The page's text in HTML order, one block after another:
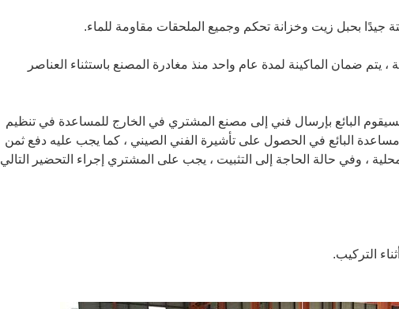
يتم ضمان الماكينة لمدة عام واحد منذ مغادرة المصنع باستثناء العناصر
فسيقوم البائع بإرسال فني إلى مصنع المشتري في الخارج للمساعدة في تنظيم
البائع في الحصول على تأشيرة الفني الصيني ، كما يجب عليه دفع ثمن
، وفي حالة الحاجة إلى التثبيت ، يجب على المشتري إجراء التحضير التالي
التركيب.